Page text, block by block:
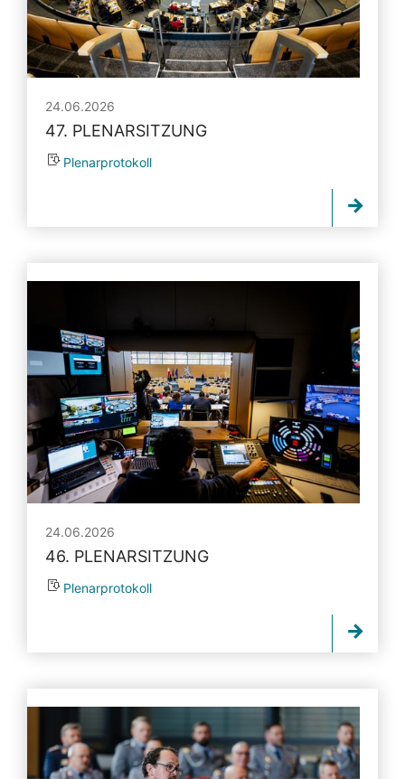
24.06.2026
47. PLENARSITZUNG
Plenarprotokoll
24.06.2026
46. PLENARSITZUNG
Plenarprotokoll